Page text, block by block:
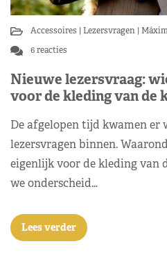
Accessoires Lezersvragen
6 reacties
Nieuwe lezersvraag:
voor de kleding van de
De afgelopen tijd kwamen er
lezersvragen binnen.
eigenlijk voor de kleding van
we onderscheid…
Lees verder